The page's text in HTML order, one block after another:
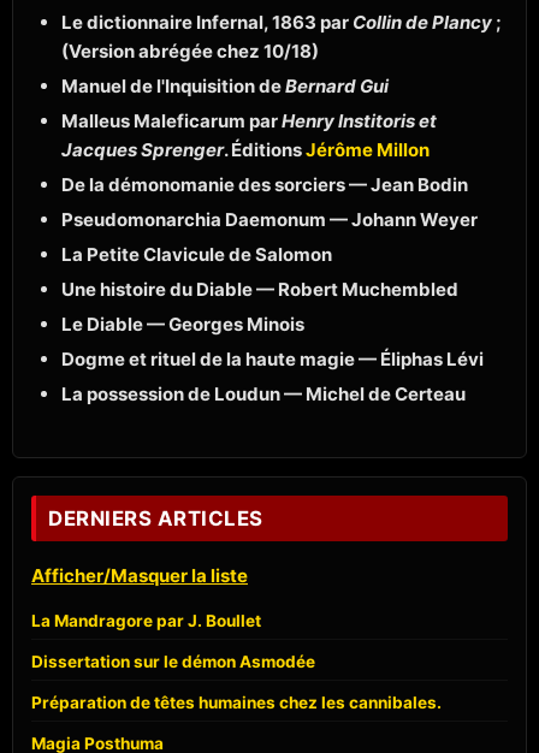
Le dictionnaire Infernal, 1863 par Collin de Plancy ;
(Version abrégée chez 10/18)
Manuel de l'Inquisition deBernard Gui
Malleus Maleficarum parHenry Institoris et
Jacques Sprenger. ÉditionsJérôme Millon
De la démonomanie des sorciers — Jean Bodin
Pseudomonarchia Daemonum — Johann Weyer
La Petite Clavicule de Salomon
Une histoire du Diable — Robert Muchembled
Le Diable — Georges Minois
Dogme et rituel de la haute magie — Éliphas Lévi
La possession de Loudun — Michel de Certeau
DERNIERS ARTICLES
Afficher/Masquer la liste
La Mandragore par J. Boullet
Dissertation sur le démon Asmodée
Préparation de têtes humaines chez les cannibales.
Magia Posthuma